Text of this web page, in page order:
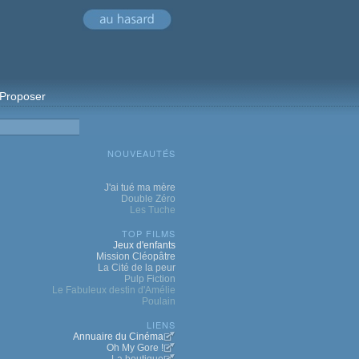
Proposer
NOUVEAUTÉS
J'ai tué ma mère
Double Zéro
Les Tuche
TOP FILMS
Jeux d'enfants
Mission Cléopâtre
La Cité de la peur
Pulp Fiction
Le Fabuleux destin d'Amélie
Poulain
LIENS
Annuaire du Cinéma
Oh My Gore !